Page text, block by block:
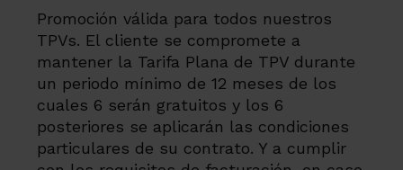
Promoción válida para todos nuestros
TPVs. El cliente se compromete a
mantener la Tarifa Plana de TPV durante
un periodo mínimo de 12 meses de los
cuales 6 serán gratuitos y los 6
posteriores se aplicarán las condiciones
particulares de su contrato. Y a cumplir